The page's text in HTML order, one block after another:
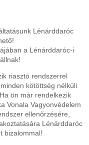
Lénárddaróc
a Lénárddaróc-i
riasztó rendszerrel
kötöttség nélküli
ön már rendelkezik
Vonala Vagyonvédelem
ellenőrzésére,
Lénárddaróc
bizalommal!